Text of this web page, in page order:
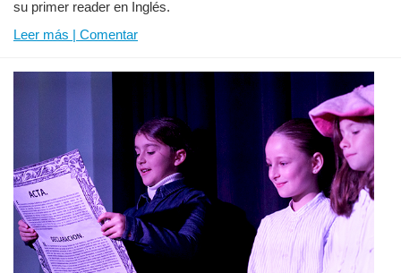
su primer reader en Inglés.
Leer más | Comentar